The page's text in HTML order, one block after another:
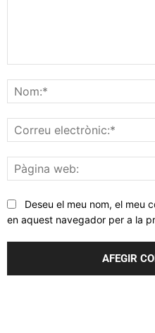
Deseu el meu nom, el meu
en aquest navegador per a la